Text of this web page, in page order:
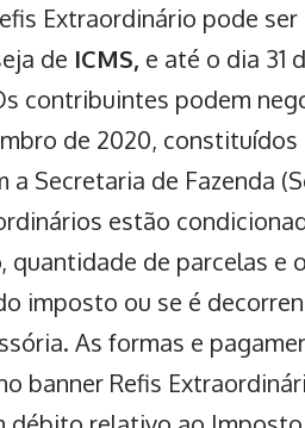
Extraordinário pode
de ICMS, e até o dia 31
contribuintes podem
de 2020,
a Secretaria de Fazenda
estão
quantidade de parcelas e
imposto ou se é
As formas e
banner Refis